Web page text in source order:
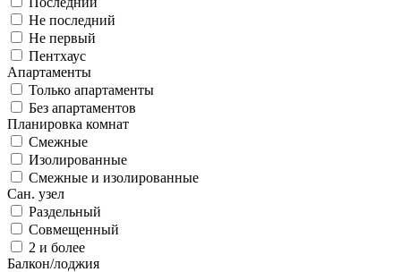
Не последний
Не первый
Пентхаус
Апартаменты
Только апартаменты
Без апартаментов
Планировка комнат
Смежные
Изолированные
Смежные и изолированные
Сан. узел
Раздельный
Совмещенный
2 и более
Балкон/лоджия